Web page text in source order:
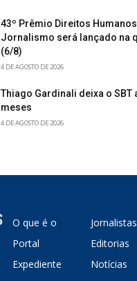
43º Prêmio Direitos
Jornalismo será lançado na
(6/8)
4 DE AGOSTO DE 2026
Thiago Gardinali deixa o SBT
meses
4 DE AGOSTO DE 2026
O que é o
Portal
Expediente
Jornalistas
Editorias
Notícias